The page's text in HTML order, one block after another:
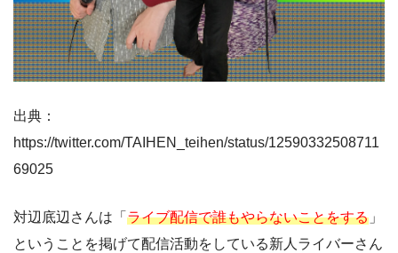
出典：
https://twitter.com/TAIHEN_teihen/status/12590332508711
69025
対辺底辺さんは「 ライブ配信で誰もやらないことをする 」
ということを掲げて配信活動をしている新人ライバーさん